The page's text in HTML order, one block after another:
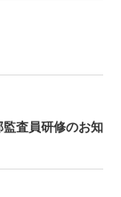
査員研修のお知